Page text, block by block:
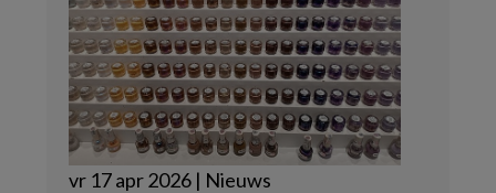
vr 17 apr 2026 | Nieuws